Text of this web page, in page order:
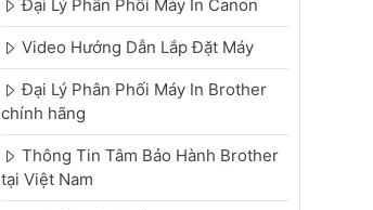
Đại Lý Phân Phối Máy In Canon
Video Hướng Dẫn Lắp Đặt Máy
Đại Lý Phân Phối Máy In Brother
chính hãng
Thông Tin Tâm Bảo Hành Brother
tại Việt Nam